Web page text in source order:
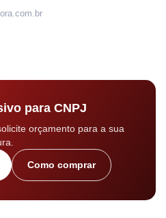
para CNPJ
orçamento para a sua
Como comprar